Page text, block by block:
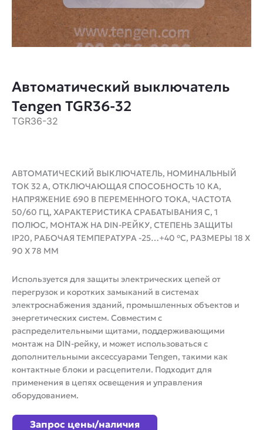
Автоматический выключатель
Tengen TGR36-32
TGR36-32
АВТОМАТИЧЕСКИЙ ВЫКЛЮЧАТЕЛЬ, НОМИНАЛЬНЫЙ
ТОК 32 А, ОТКЛЮЧАЮЩАЯ СПОСОБНОСТЬ 10 КА,
НАПРЯЖЕНИЕ 690 В ПЕРЕМЕННОГО ТОКА, ЧАСТОТА
50/60 ГЦ, ХАРАКТЕРИСТИКА СРАБАТЫВАНИЯ C, 1
ПОЛЮС, МОНТАЖ НА DIN-РЕЙКУ, СТЕПЕНЬ ЗАЩИТЫ
IP20, РАБОЧАЯ ТЕМПЕРАТУРА -25…+40 °C, РАЗМЕРЫ 18 X
90 X 78 ММ
Используется для защиты электрических цепей от
перегрузок и коротких замыканий в системах
электроснабжения зданий, промышленных объектов и
энергетических систем. Совместим с
распределительными щитами, поддерживающими
монтаж на DIN-рейку, и может использоваться с
дополнительными аксессуарами Tengen, такими как
контактные блоки и расцепители. Подходит для
применения в цепях освещения и управления
оборудованием.
Запрос цены/наличия